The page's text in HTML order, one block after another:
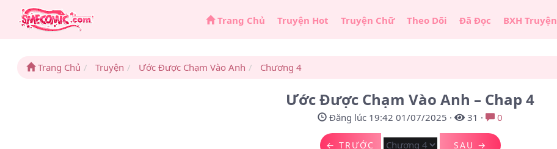
Trang Chủ Truyện Hot Truyện Chữ Theo Dõi Đã Đọc BXH Truyện
Trang Chủ Truyện Ước Được Chạm Vào Anh Chương 4
Ước Được Chạm Vào Anh – Chap 4
Đăng lúc 19:42 01/07/2025 · 31 · 0
← TRƯỚC SAU →